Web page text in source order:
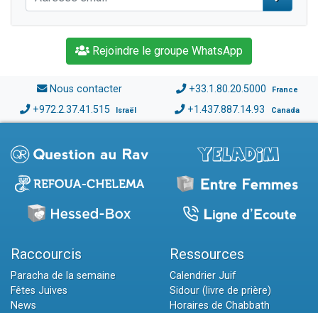
Rejoindre le groupe WhatsApp
Nous contacter +33.1.80.20.5000 France
+972.2.37.41.515 Israël +1.437.887.14.93 Canada
Raccourcis
Paracha de la semaine
Fêtes Juives
News
Ressources
Calendrier Juif
Sidour (livre de prière)
Horaires de Chabbath